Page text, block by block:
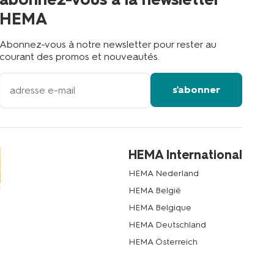
HEMA
Abonnez-vous à notre newsletter pour rester au
courant des promos et nouveautés.
votre
adresse
s'abonner
HEMA International
HEMA Nederland
HEMA België
HEMA Belgique
HEMA Deutschland
HEMA Österreich